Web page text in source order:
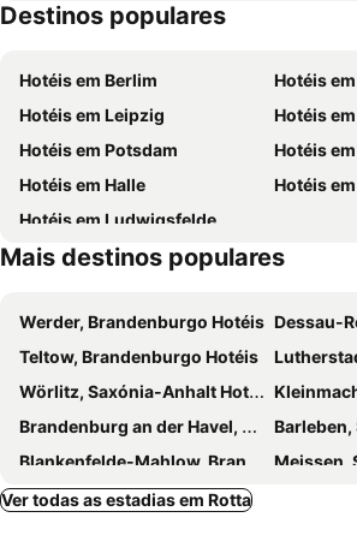
Lutherhaus
Stadtkirche Wittenberg
Schloss Pretzsch
Wasserturm Treuenbrietzen
Leipziger Buchmesse
Fregehaus
Böhlitz-Ehrenberg
Destinos populares
Hotéis em Berlim
Hotéis
Hotéis em Leipzig
Hotéis
Hotéis em Potsdam
Hotéis
Hotéis em Halle
Hotéis
Hotéis em Ludwigsfelde
Mais destinos populares
Werder, Brandenburgo Hotéis Dessau-
Teltow, Brandenburgo Hotéis
Lutherstadt
Wörlitz, Saxónia-Anhalt Hotéis
Brandenburg an der Havel, Brandenburgo Hotéis
Barleben,
Blankenfelde-Mahlow, Brandenburgo Hotéis
Meissen,
Bad Düben, Saxónia Hotéis
Ver todas as estadias em Rotta